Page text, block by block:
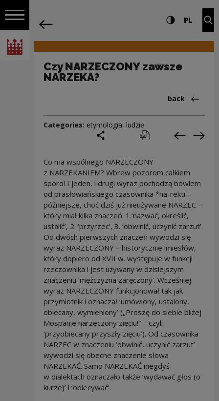
Open navigation
National Centre for Culture Poland
Navigation Settings and search
High contrast
PL
Czy NARZECZONY zawsze
NARZEKA?
Back
back
Categories: etymologia, ludzie
print pobierz Previous
Co ma wspólnego NARZECZONY
z NARZEKANIEM? Wbrew pozorom całkiem
sporo! I jeden, i drugi wyraz pochodzą bowiem
od prasłowiańskiego czasownika *na-rekti –
późniejsze, choć dziś już nieużywane NARZEC –
który miał kilka znaczeń: 1.‘nazwać, określić,
ustalić’, 2. ‘przyrzec’, 3. ‘obwinić, uczynić zarzut’.
Od dwóch pierwszych znaczeń wywodzi się
wyraz NARZECZONY – historycznie imiesłów,
który dopiero od XVII w. występuje w funkcji
rzeczownika i jest używany w dzisiejszym
znaczeniu ‘mężczyzna zaręczony’. Wcześniej
wyraz NARZECZONY funkcjonował tak jak
przymiotnik i oznaczał ‘umówiony, ustalony,
obiecany, wymieniony’ („Proszę do siebie bliżej
Mospanie narzeczony zięciu!” – czyli
‘przyobiecany przyszły zięciu’). Od czasownika
NARZEC w znaczeniu ‘obwinić, uczynić zarzut’
wywodzi się obecne znaczenie słowa
NARZEKAĆ. Samo NARZEKAĆ niegdyś
w dialektach oznaczało także ‘wydawać głos (o
kurze)’ i ‘obiecywać’.